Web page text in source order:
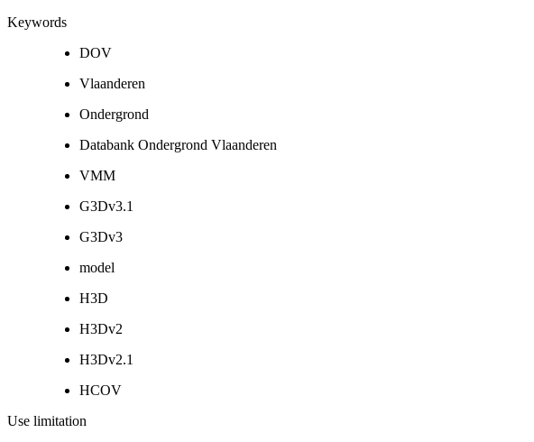
Keywords
DOV
Vlaanderen
Ondergrond
Databank Ondergrond Vlaanderen
VMM
G3Dv3.1
G3Dv3
model
H3D
H3Dv2
H3Dv2.1
HCOV
Use limitation